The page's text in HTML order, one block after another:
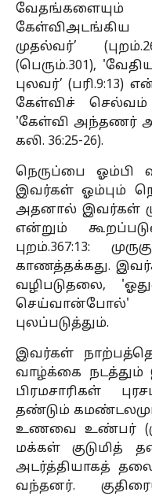
முதல்வர்’
(பெரும்.301),
புலவர்’ (பரி.9:13)
கேள்விச் செல்வம்
'கேள்வி அந்தணர்
கலி. 36:25-26).
நெருப்பை ஓம்பி
இவர்கள் ஓம்பும்
அதனால் இவர்கள்
என்றும்
புறம்.367:13:
காணத்தக்கது.
வழிபடுதலை,
செய்வான்போல்'
புலப்படுத்தும்.
இவர்கள்
வாழ்க்கை நடத்தும்
பிரமசாரிகள்
தண்டும்
உணவை உண்பர்
மக்கள் குடுமித்
அடர்த்தியாகத்
வந்தனர்.